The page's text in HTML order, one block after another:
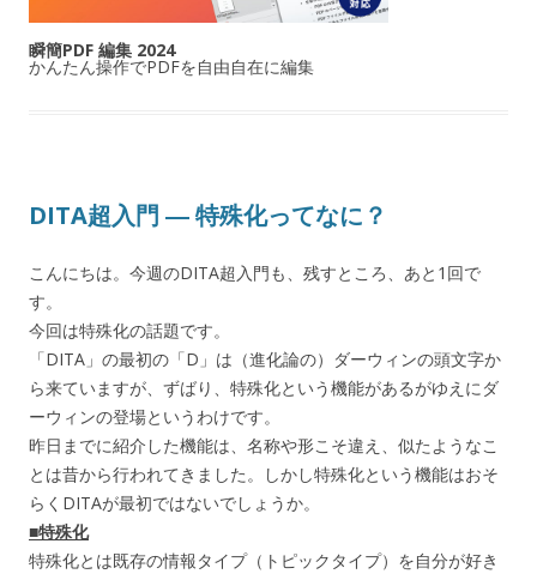
瞬簡PDF 編集 2024
かんたん操作でPDFを自由自在に編集
DITA超入門 ― 特殊化ってなに？
こんにちは。今週のDITA超入門も、残すところ、あと1回で
す。
今回は特殊化の話題です。
「DITA」の最初の「D」は（進化論の）ダーウィンの頭文字か
ら来ていますが、ずばり、特殊化という機能があるがゆえにダ
ーウィンの登場というわけです。
昨日までに紹介した機能は、名称や形こそ違え、似たようなこ
とは昔から行われてきました。しかし特殊化という機能はおそ
らくDITAが最初ではないでしょうか。
■特殊化
特殊化とは既存の情報タイプ（トピックタイプ）を自分が好き